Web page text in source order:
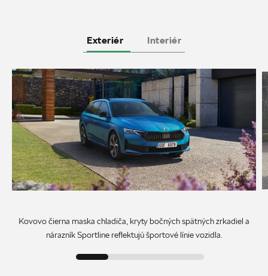
Exteriér Interiér
Kovovo čierna maska chladiča, kryty bočných spätných zrkadiel a
nárazník Sportline reflektujú športové línie vozidla.